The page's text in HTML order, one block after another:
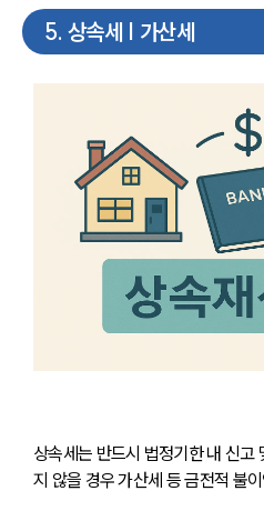
5. 상속세 | 가산세
상속세는 반드시 법정기한 내 신고
지 않을 경우 가산세 등 금전적 불